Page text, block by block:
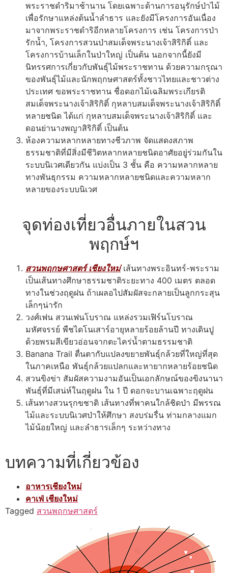
พระราชดำริมาช้านาน โดยเฉพาะด้านการอนุรักษ์ป่าไม้
เพื่อรักษาแหล่งต้นน้ำลำธาร และยังมีโครงการอันเนื่อง
มาจากพระราชดำริอีกหลายโครงการ เช่น โครงการป่า
รักน้ำ, โครงการสวนป่าสมเด็จพระนางเจ้าสิริกิติ์ และ
โครงการบ้านเล็กในป่าใหญ่ เป็นต้น นอกจากนี้ยังมี
นิทรรศการเกี่ยวกับพันธุ์ไม้พระราชทาน ด้วยความกรุณา
ของพันธุ์ไม้และนักพฤกษศาสตร์ทั้งชาวไทยและชาวต่าง
ประเทศ ขอพระราชทาน ชื่อดอกไม้เฉลิมพระเกียรติ
สมเด็จพระนางเจ้าสิริกิติ์ กุหลาบสมเด็จพระนางเจ้าสิริกิติ์
หลายชนิด ได้แก่ กุหลาบสมเด็จพระนางเจ้าสิริกิติ์ และ
ดอนย่านางพญาสิริกิติ์ เป็นต้น
ห้องความหลากหลายทางชีวภาพ จัดแสดงสภาพ
ธรรมชาติที่มีสิ่งมีชีวิตหลากหลายชนิดอาศัยอยู่ร่วมกันใน
ระบบนิเวศเดียวกัน แบ่งเป็น 3 ชั้น คือ ความหลากหลาย
ทางพันธุกรรม ความหลากหลายชนิดและความหลาก
หลายของระบบนิเวศ
จุดท่องเที่ยวอื่นภายในสวน
พฤกษ์ฯ
สวนพฤกษศาสตร์ เชียงใหม่เส้นทางพระอินทร์-พระราม
เป็นเส้นทางศึกษาธรรมชาติระยะทาง 400 เมตร ตลอด
ทางในช่วงฤดูฝน ถ้าเผลอไปสัมผัสจะกลายเป็นลูกกระสุน
เล็กๆน่ารัก
วงศ์เฟน สวนเฟนโบราณ แหล่งรวมเฟิร์นโบราณ
มหัศจรรย์ พืชไดโนเสาร์อายุหลายร้อยล้านปี ทางเดินปู
ด้วยพรมสีเขียวอ่อนจากตะไคร่น้ำตามธรรมชาติ
Banana Trail ตื่นตากับแปลงขยายพันธุ์กล้วยที่ใหญ่ที่สุด
ในภาคเหนือ พันธุ์กล้วยแปลกและหายากหลายร้อยชนิด
สวนขิงข่า สัมผัสความงามอันเป็นเอกลักษณ์ของขิงนานา
พันธุ์ที่มีเสน่ห์ในฤดูฝน ใน 1 ปี ดอกจะบานเฉพาะฤดูฝน
เส้นทางสวนรุกขชาติ เส้นทางที่พาคนใกล้ชิดป่า มีพรรณ
ไม้และระบบนิเวศป่าให้ศึกษา สงบร่มรื่น ท่ามกลางแมก
ไม้น้อยใหญ่ และลำธารเล็กๆ ระหว่างทาง
บทความที่เกี่ยวข้อง
อาหารเชียงใหม่
คาเฟ่ เชียงใหม่
Tagged สวนพฤกษศาสตร์